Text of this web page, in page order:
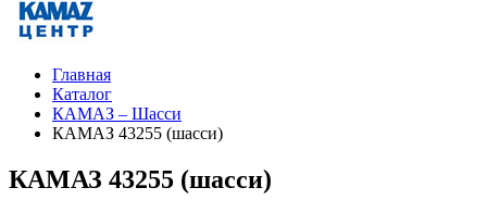
Главная
Каталог
КАМАЗ – Шасси
КАМАЗ 43255 (шасси)
КАМАЗ 43255 (шасси)